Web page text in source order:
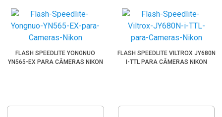
FLASH SPEEDLITE YONGNUO
YN565-EX PARA CÂMERAS NIKON
FLASH SPEEDLITE VILTROX JY680N
I-TTL PARA CÂMERAS NIKON